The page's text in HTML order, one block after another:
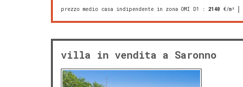
prezzo medio casa indipendente in zona OMI D1 : 2140 €/m²
villa in vendita a Saronno